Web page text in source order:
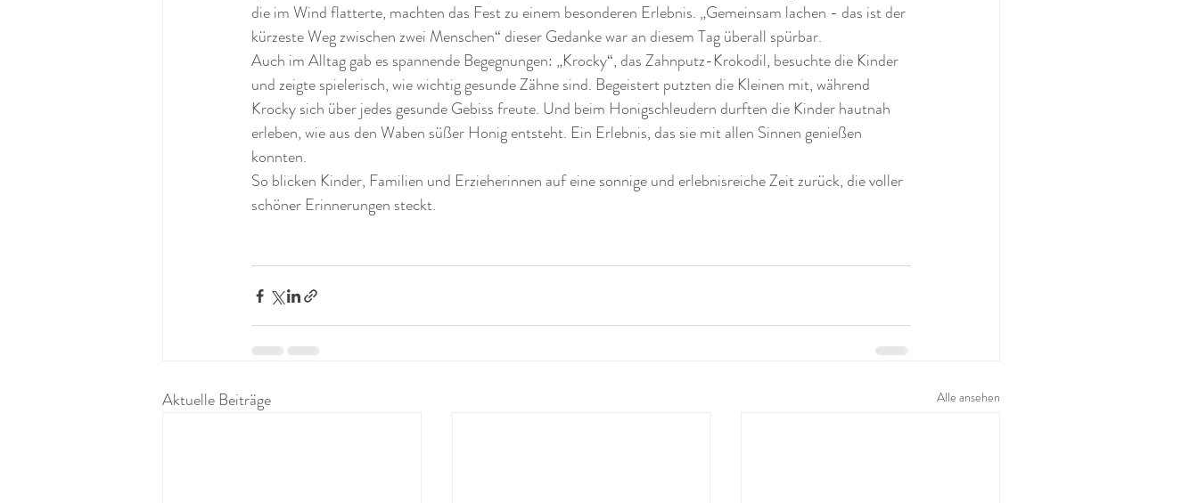
die im Wind flatterte, machten das Fest zu einem besonderen Erlebnis. „Gemeinsam lachen - das ist der
kürzeste Weg zwischen zwei Menschen“ dieser Gedanke war an diesem Tag überall spürbar.
Auch im Alltag gab es spannende Begegnungen: „Krocky“, das Zahnputz-Krokodil, besuchte die Kinder
und zeigte spielerisch, wie wichtig gesunde Zähne sind. Begeistert putzten die Kleinen mit, während
Krocky sich über jedes gesunde Gebiss freute. Und beim Honigschleudern durften die Kinder hautnah
erleben, wie aus den Waben süßer Honig entsteht. Ein Erlebnis, das sie mit allen Sinnen genießen
konnten.
So blicken Kinder, Familien und Erzieherinnen auf eine sonnige und erlebnisreiche Zeit zurück, die voller
schöner Erinnerungen steckt.
Aktuelle Beiträge Alle ansehen